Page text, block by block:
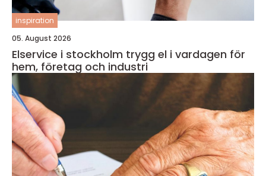
inspiration
05. August 2026
Elservice i stockholm trygg el i vardagen för
hem, företag och industri